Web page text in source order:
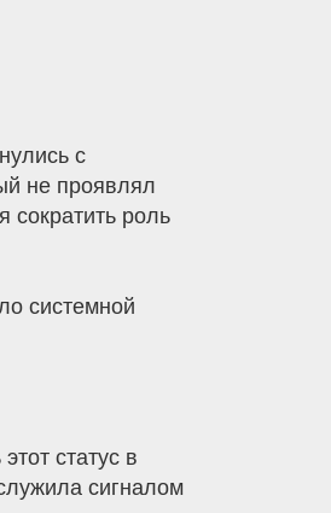
с
не проявлял
сократить роль
системной
статус в
сигналом